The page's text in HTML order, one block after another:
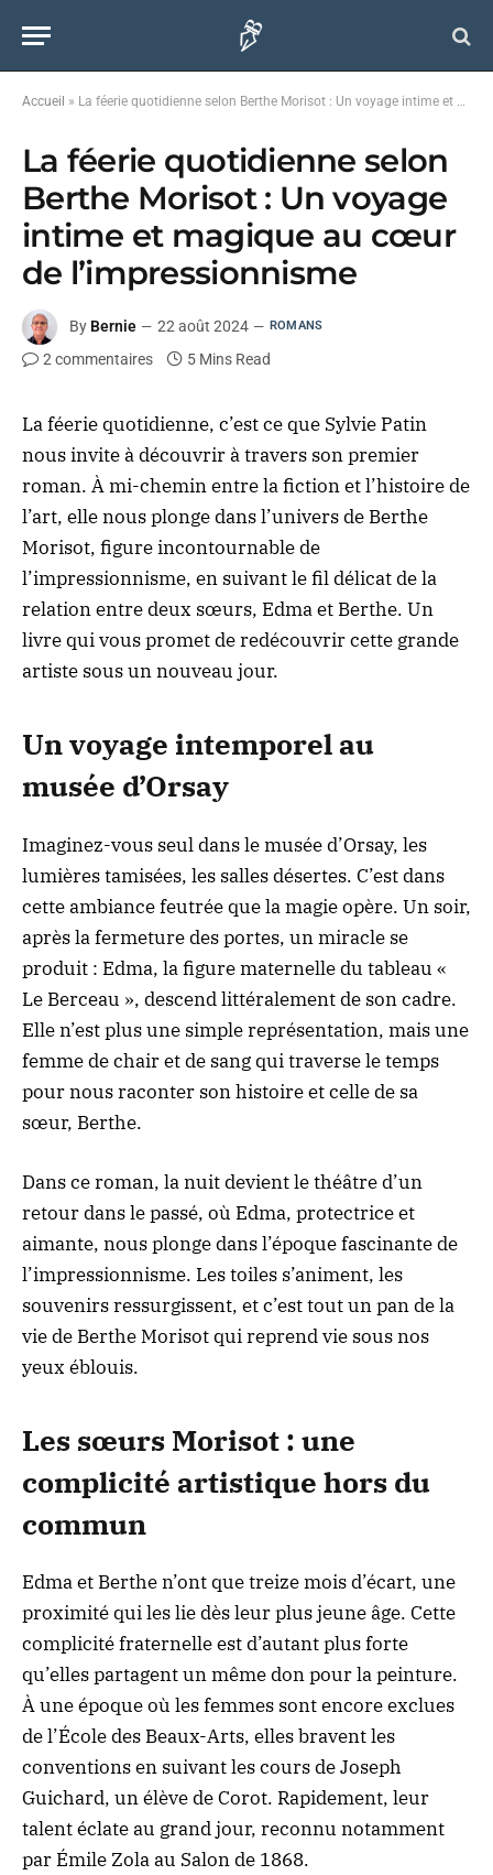
Accueil » La féerie quotidienne selon Berthe Morisot : Un voyage intime et magique au cœur de l’impressionnisme
La féerie quotidienne selon
Berthe Morisot : Un voyage
intime et magique au cœur
de l’impressionnisme
By Bernie 22 août 2024 ROMANS
2 commentaires 5 Mins Read
La féerie quotidienne, c’est ce que Sylvie Patin
nous invite à découvrir à travers son premier
roman. À mi-chemin entre la fiction et l’histoire de
l’art, elle nous plonge dans l’univers de Berthe
Morisot, figure incontournable de
l’impressionnisme, en suivant le fil délicat de la
relation entre deux sœurs, Edma et Berthe. Un
livre qui vous promet de redécouvrir cette grande
artiste sous un nouveau jour.
Un voyage intemporel au
musée d’Orsay
Imaginez-vous seul dans le musée d’Orsay, les
lumières tamisées, les salles désertes. C’est dans
cette ambiance feutrée que la magie opère. Un soir,
après la fermeture des portes, un miracle se
produit : Edma, la figure maternelle du tableau «
Le Berceau », descend littéralement de son cadre.
Elle n’est plus une simple représentation, mais une
femme de chair et de sang qui traverse le temps
pour nous raconter son histoire et celle de sa
sœur, Berthe.
Dans ceroman, la nuit devient le théâtre d’un
retour dans le passé, où Edma, protectrice et
aimante, nous plonge dans l’époque fascinante de
l’impressionnisme. Les toiles s’animent, les
souvenirs ressurgissent, et c’est tout un pan de la
vie de Berthe Morisot qui reprend vie sous nos
yeux éblouis.
Les sœurs Morisot : une
complicité artistique hors du
commun
Edma et Berthe n’ont que treize mois d’écart, une
proximité qui les lie dès leur plus jeune âge. Cette
complicité fraternelle est d’autant plus forte
qu’elles partagent un même don pour la peinture.
À une époque où les femmes sont encore exclues
de l’École des Beaux-Arts, elles bravent les
conventions en suivant les cours de Joseph
Guichard, un élève de Corot. Rapidement, leur
talent éclate au grand jour, reconnu notamment
par Émile Zola au Salon de 1868.